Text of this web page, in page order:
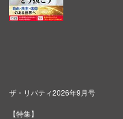
ザ・リバティ2026年9月号
【特集】